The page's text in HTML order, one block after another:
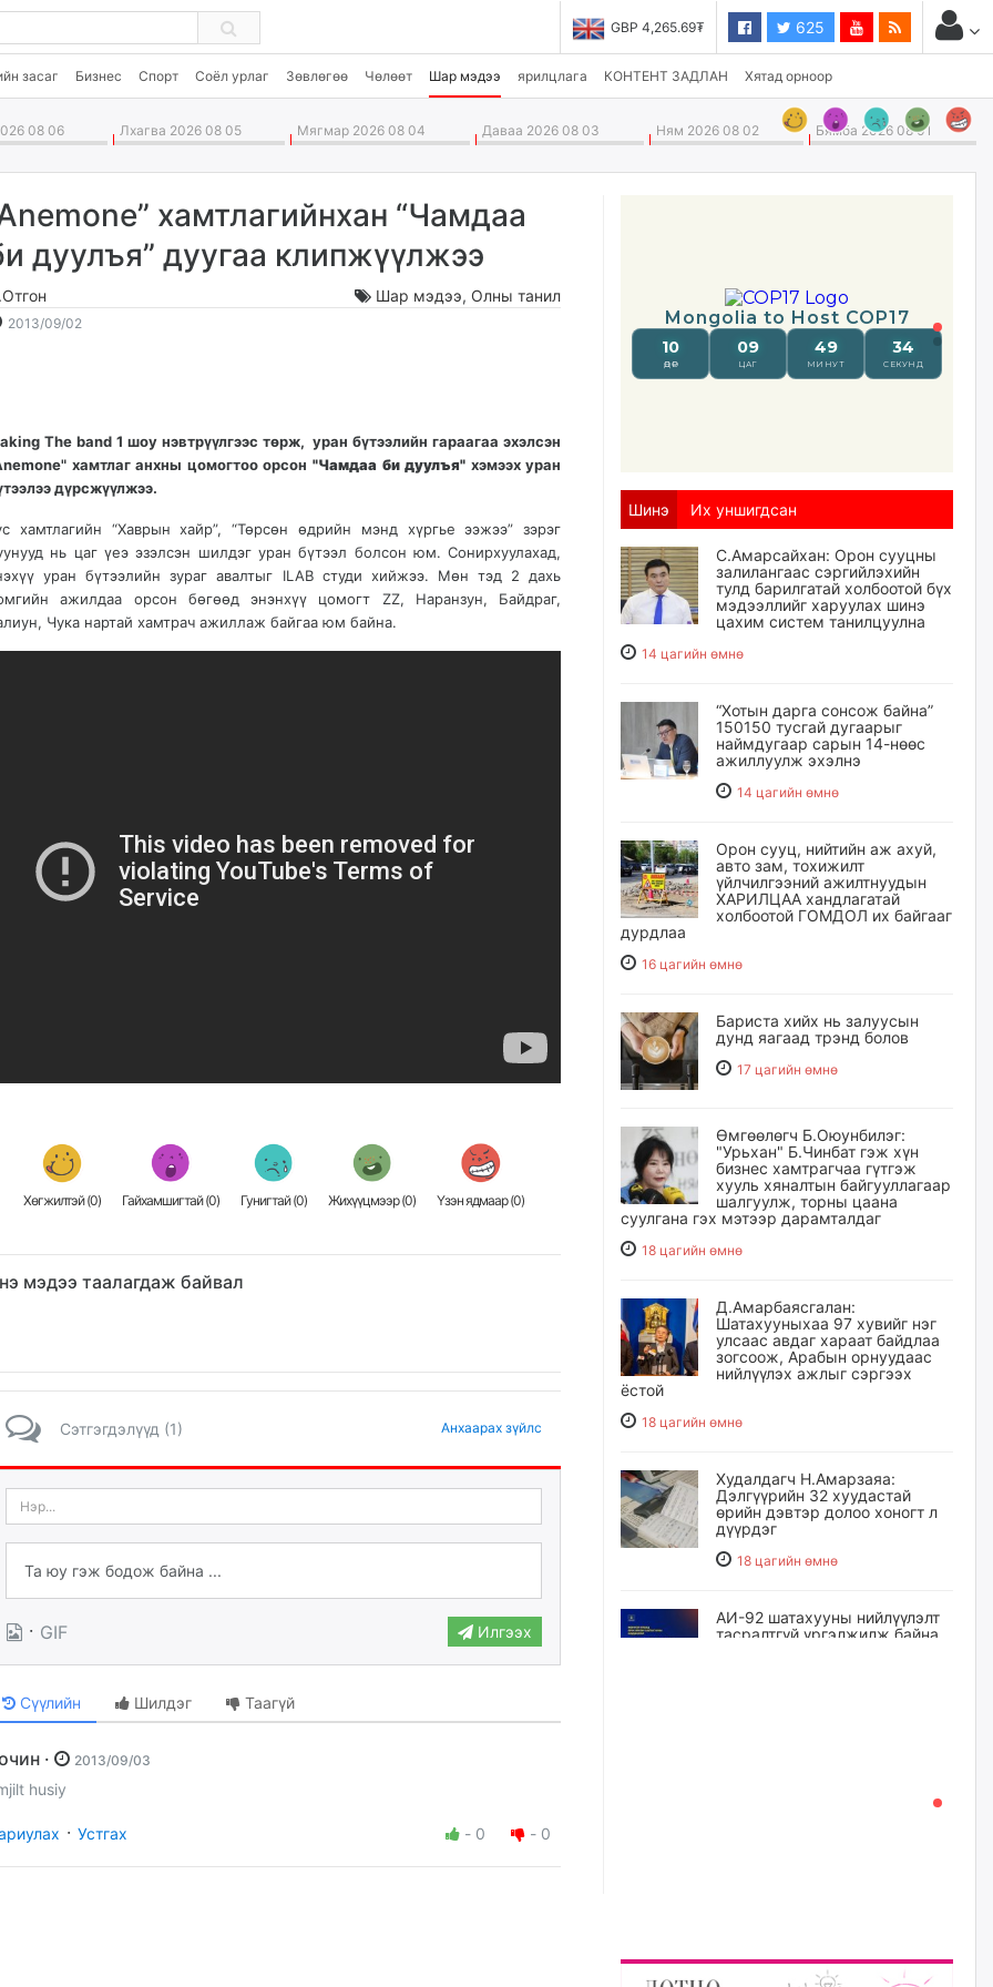
USD 3,496.90₮
GBP 4,265.69₮ 625
засаг Бизнес Спорт Соёл урлаг Зөвлөгөө Чөлөөт Шар мэдээ ярилцлага КОНТЕНТ ЗАДЛАН Хятад орноор
08 06 Лхагва 2026 08 05 Мягмар 2026 08 04 Даваа 2026 08 03 Ням 2026 08 02 Бямба 2026 08 01
хамтлагийнхан “Чамдаа
дуулъя” дуугаа клипжүүлжээ
Шар мэдээ, Олны танил
2013/09/02
The band 1 шоу нэвтрүүлгээс төрж, уран бүтээлийн гараагаа эхэлсэн
хамтлаг анхны цомогтоо орсон "Чамдаа би дуулъя" хэмээх уран
дүрсжүүлжээ.
хамтлагийн “Хаврын хайр”, “Төрсөн өдрийн мэнд хүргье ээжээ” зэрэг
нь цаг үеэ эзэлсэн шилдэг уран бүтээл болсон юм.Сонирхуулахад,
уран бүтээлийн зураг авалтыг ILAB студи хийжээ. Мөн тэд 2 дахь
ажилдаа орсон бөгөөд энэнхүү цомогт ZZ, Наранзун, Байдраг,
Чука нартай хамтрач ажиллаж байгаа юм байна.
Хөгжилтэй (0) Гайхамшигтай (0) Гунигтай (0) Жихүүцмээр (0) Үзэн ядмаар (0)
мэдээ таалагдаж байвал
Сэтгэгдэлүүд (1) Анхаарах зүйлс
· GIF Илгээх
Сүүлийн Шилдэг Таагүй
Зочин · 2013/09/03
husiy
· Устгах - 0 - 0
Шинэ Их уншигдсан
С.Амарсайхан: Орон сууцны
залилангаас сэргийлэхийн
тулд барилгатай холбоотой бүх
мэдээллийг харуулах шинэ
цахим систем танилцуулна
14 цагийн өмнө
“Хотын дарга сонсож байна”
150150 тусгай дугаарыг
наймдугаар сарын 14-нөөс
ажиллуулж эхэлнэ
14 цагийн өмнө
Орон сууц, нийтийн аж ахуй,
авто зам, тохижилт
үйлчилгээний ажилтнуудын
ХАРИЛЦАА хандлагатай
холбоотой ГОМДОЛ их байгааг
дурдлаа
16 цагийн өмнө
Бариста хийх нь залуусын
дунд яагаад трэнд болов
17 цагийн өмнө
Өмгөөлөгч Б.Оюунбилэг:
"Урьхан" Б.Чинбат гэж хүн
бизнес хамтрагчаа гүтгэж
хууль хяналтын байгууллагаар
шалгуулж, торны цаана
суулгана гэх мэтээр дарамталдаг
18 цагийн өмнө
Д.Амарбаясгалан:
Шатахууныхаа 97 хувийг нэг
улсаас авдаг хараат байдлаа
зогсоож, Арабын орнуудаас
нийлүүлэх ажлыг сэргээх
ёстой
18 цагийн өмнө
Худалдагч Н.Амарзаяа:
Дэлгүүрийн 32 хуудастай
өрийн дэвтэр долоо хоногт л
дүүрдэг
18 цагийн өмнө
АИ-92 шатахууны нийлүүлэлт
тасралтгүй үргэлжилж байна